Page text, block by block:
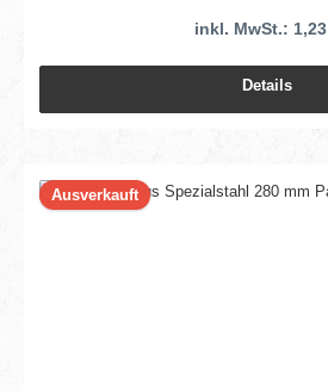
inkl. MwSt.:
Details
Ausverkauft